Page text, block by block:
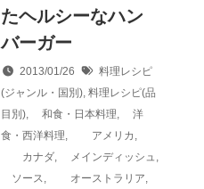
たヘルシーなハン
バーガー
2013/01/26
料理レシピ
(ジャンル・国別), 料理レシピ(品
目別), 和食・日本料理,
洋
食・西洋料理, アメリカ ,
カナダ, メインディッシュ ,
ソース, オーストラリア,